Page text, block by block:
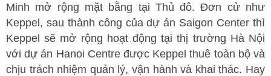
Minh mở rộng mặt bằng tại Thủ đô. Đơn cử như
Keppel, sau thành công của dự án Saigon Center thì
Keppel sẽ mở rộng hoạt động tại thị trường Hà Nội
với dự án Hanoi Centre được Keppel thuê toàn bộ và
chịu trách nhiệm quản lý, vận hành và khai thác. Hay